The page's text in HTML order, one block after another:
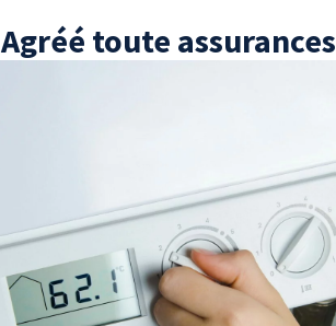
Agréé toute assurances